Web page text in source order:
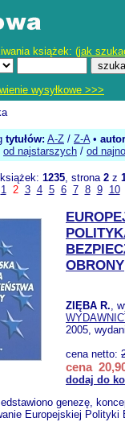
książek: (jak
wysyłkowe >>>
tytułów: A-Z / Z-A•
od najstarszych / od
książek: 1235, strona 2z
1 2 3 4 5 6 7 8 9 10
OBRONY
ZIĘBA R.,
2005,
cena netto:
cena
dodaj do
genezę,
Europejskiej Polityki